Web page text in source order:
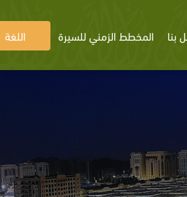
بنا المخطط الزمني للسيرة اللغة